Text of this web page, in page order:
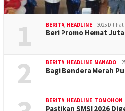
1 BERITA HEADLINE 3025 Dilihat
Beri Promo Hemat
2 BERITA HEADLINE MANADO
Bagi Bendera Merah
BERITA HEADLINE TOMOHON
Pastikan SMSI 2026